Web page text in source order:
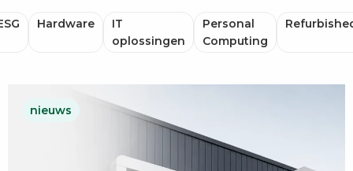
Hardware
IT
oplossingen
Personal
Computing
nieuws